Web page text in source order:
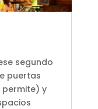
segundo
puertas
y